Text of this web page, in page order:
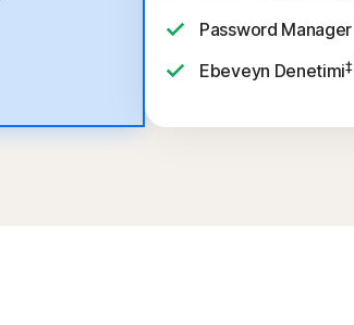
Password Manager
Ebeveyn Denetimi‡